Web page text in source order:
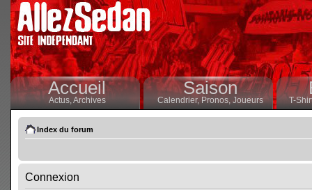
Accueil
Actus,Archives
Saison
Calendrier,Pronos, Joueurs T-
Index du forum
Connexion